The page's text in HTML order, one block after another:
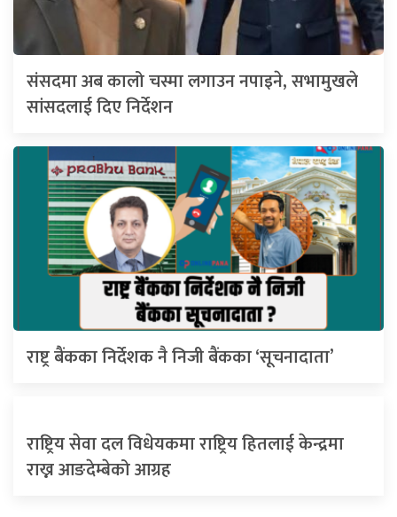
संसदमा अब कालो चस्मा लगाउन नपाइने, सभामुखले
सांसदलाई दिए निर्देशन
राष्ट्र बैंकका निर्देशक नै निजी बैंकका ‘सूचनादाता’
राष्ट्रिय सेवा दल विधेयकमा राष्ट्रिय हितलाई केन्द्रमा
राख्न आङदेम्बेको आग्रह